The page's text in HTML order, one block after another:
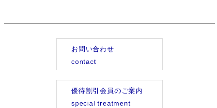
お問い合わせ
contact
優待割引会員のご案内
special treatment